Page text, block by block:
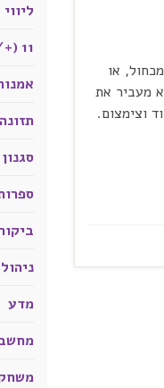
או
מעביר את
וצימצום.
11 (+/-) פלוס-מינוס
ניהול
מדע